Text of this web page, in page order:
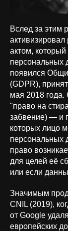
Вслед за этим
актом,
персональных
появился
(GDPR),
мая 2018 года.
"право на
забвение) — и
которых лицо
персональных
право
для целей её
или если
Значимым
CNIL (2019),
от Google
европейских